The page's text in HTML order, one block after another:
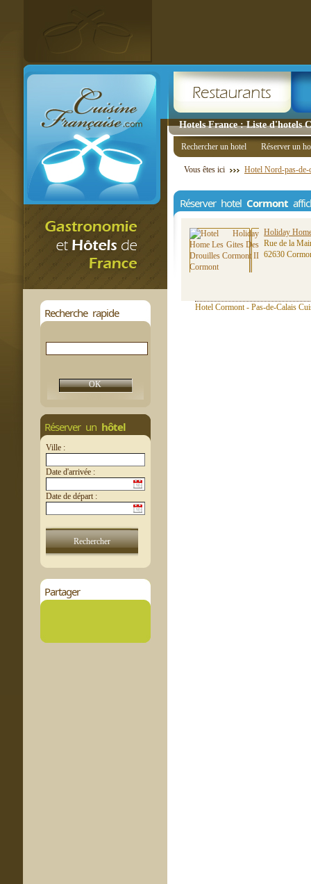
Hotels France : Liste d'hotels
Recherche rapide
Réserver un hôtel
Ville :
Date d'arrivée :
Date de départ :
Partager
Rechercher un hotel Réserver un
Vous êtes ici Hotel Nord-pas-de-
Réserver hotel Cormont
Holiday
Rue de la
62630
Hotel Cormont - Pas-de-Calais